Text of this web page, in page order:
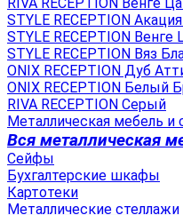
STYLE RECEPTION
STYLE RECEPTION Венге
STYLE RECEPTION Вяз
ONIX RECEPTION Дуб
ONIX RECEPTION Белый
RIVA RECEPTION Серый
Металлическая мебель и
Вся металлическая
Сейфы
Бухгалтерские шкафы
Картотеки
Металлические стеллажи